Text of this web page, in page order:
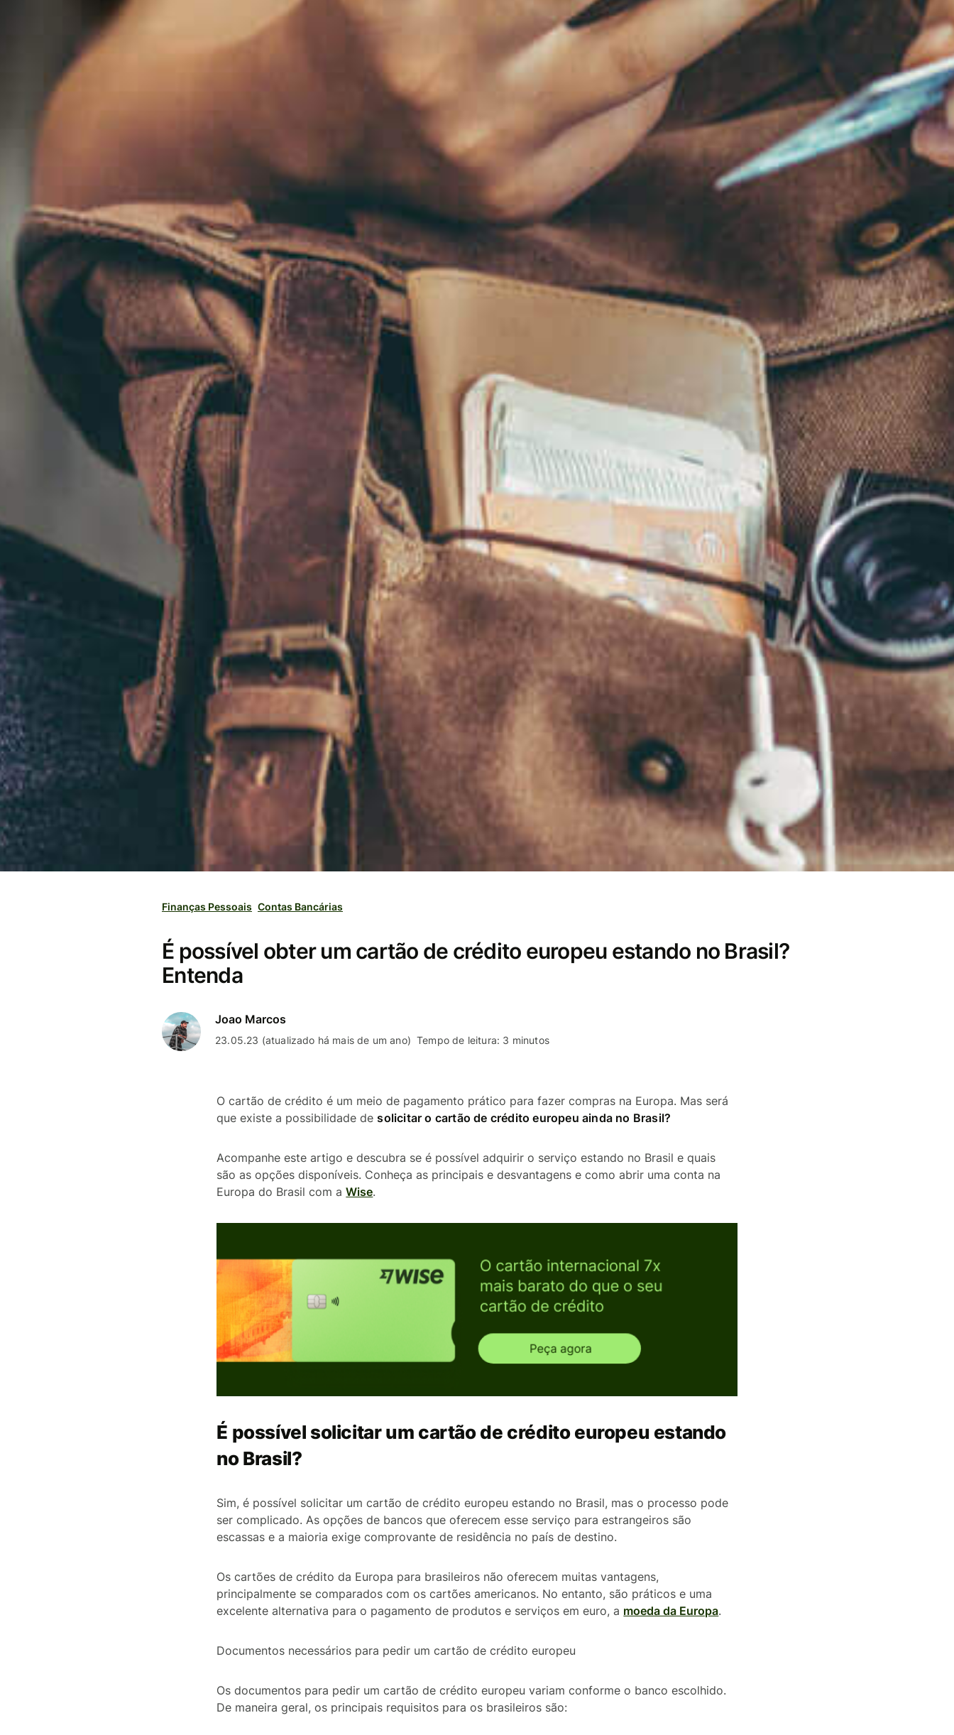
Finanças Pessoais Contas Bancárias
É possível obter um cartão de crédito europeu estando no Brasil?
Entenda
Joao Marcos
23.05.23 (atualizado há mais de um ano) Tempo de leitura: 3 minutos
O cartão de crédito é um meio de pagamento prático para fazer compras na Europa. Mas será
que existe a possibilidade desolicitar o cartão de crédito europeu ainda no Brasil?
Acompanhe este artigo e descubra se é possível adquirir o serviço estando no Brasil e quais
são as opções disponíveis. Conheça as principais e desvantagens e como abrir uma conta na
Europa do Brasil com aWise.
É possível solicitar um cartão de crédito europeu estando
no Brasil?
Sim, é possível solicitar um cartão de crédito europeu estando no Brasil, mas o processo pode
ser complicado. As opções de bancos que oferecem esse serviço para estrangeiros são
escassas e a maioria exige comprovante de residência no país de destino.
Os cartões de crédito da Europa para brasileiros não oferecem muitas vantagens,
principalmente se comparados com os cartões americanos. No entanto, são práticos e uma
excelente alternativa para o pagamento de produtos e serviços em euro, a moeda da Europa.
Documentos necessários para pedir um cartão de crédito europeu
Os documentos para pedir um cartão de crédito europeu variam conforme o banco escolhido.
De maneira geral, os principais requisitos para os brasileiros são: